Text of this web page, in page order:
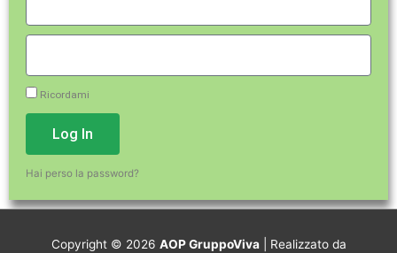
Ricordami
Log In
Hai perso la password?
Copyright © 2026 AOP GruppoViva| Realizzato da